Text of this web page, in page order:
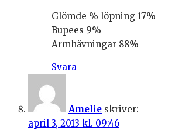
Glömde % löpning 17%
Bupees 9%
Armhävningar 88%
Svara
Amelie skriver:
april 3, 2013 kl. 09:46